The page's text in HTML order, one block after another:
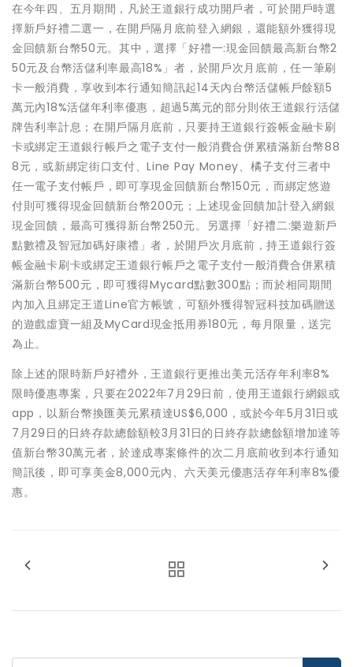
在今年四、五月期間，凡於王道銀行成功開戶者，可於開戶時選
擇新戶好禮二選一，在開戶隔月底前登入網銀，還能額外獲得現
金回饋新台幣50元。其中，選擇「好禮一:現金回饋最高新台幣2
50元及台幣活儲利率最高18%」者，於開戶次月底前，任一筆刷
卡一般消費，享收到本行通知簡訊起14天內台幣活儲帳戶餘額5
萬元內18%活儲年利率優惠，超過5萬元的部分則依王道銀行活儲
牌告利率計息；在開戶隔月底前，只要持王道銀行簽帳金融卡刷
卡或綁定王道銀行帳戶之電子支付一般消費合併累積滿新台幣88
8元，或新綁定街口支付、Line Pay Money、橘子支付三者中
任一電子支付帳戶，即可享現金回饋新台幣150元，而綁定悠遊
付則可獲得現金回饋新台幣200元；上述現金回饋加計登入網銀
現金回饋，最高可獲得新台幣250元。另選擇「好禮二:樂遊新戶
點數禮及智冠加碼好康禮」者，於開戶次月底前，持王道銀行簽
帳金融卡刷卡或綁定王道銀行帳戶之電子支付一般消費合併累積
滿新台幣500元，即可獲得Mycard點數300點；而於相同期間
內加入且綁定王道Line官方帳號，可額外獲得智冠科技加碼贈送
的遊戲虛寶一組及MyCard現金抵用券180元，每月限量，送完
為止。
除上述的限時新戶好禮外，王道銀行更推出美元活存年利率8%
限時優惠專案，只要在2022年7月29日前，使用王道銀行網銀或
app，以新台幣換匯美元累積達US$6,000，或於今年5月31日或
7月29日的日終存款總餘額較3月31日的日終存款總餘額增加達等
值新台幣30萬元者，於達成專案條件的次二月底前收到本行通知
簡訊後，即可享美金8,000元內、六天美元優惠活存年利率8%優
惠。